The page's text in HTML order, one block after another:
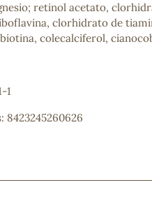
retinol acetato,
clorhidrato de
colecalciferol,
1
8423245260626